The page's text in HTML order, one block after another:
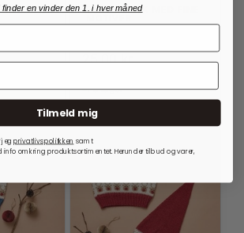
FINE BØRNESTRIK MED FINE
25,00kr.
På lager
finder en vinder den 1. i hver måned
Tilmeld mig
jegprivatlivspolitkken samt
omkring produktsortimentet. Herunder tilbud og varer,